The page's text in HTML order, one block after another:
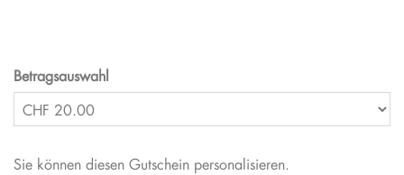
Betragsauswahl
Sie können diesen Gutschein personalisieren.